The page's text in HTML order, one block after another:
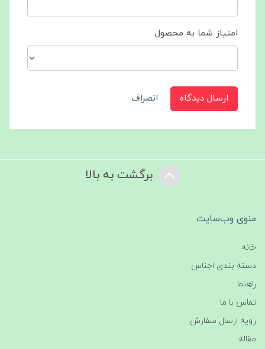
امتیاز شما به محصول
ارسال دیدگاه انصراف
برگشت به بالا
منوی وب‌سایت
خانه
دسته بندی اجناس
راهنما
تماس با ما
رویه ارسال سفارش
مقاله